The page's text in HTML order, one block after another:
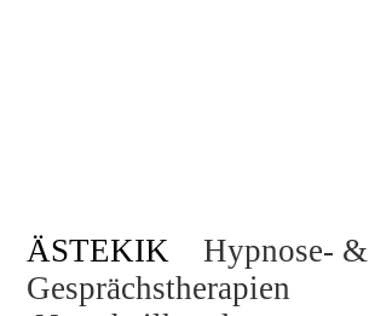
ÄSTEKIK
Hypnose- &
Gesprächstherapien